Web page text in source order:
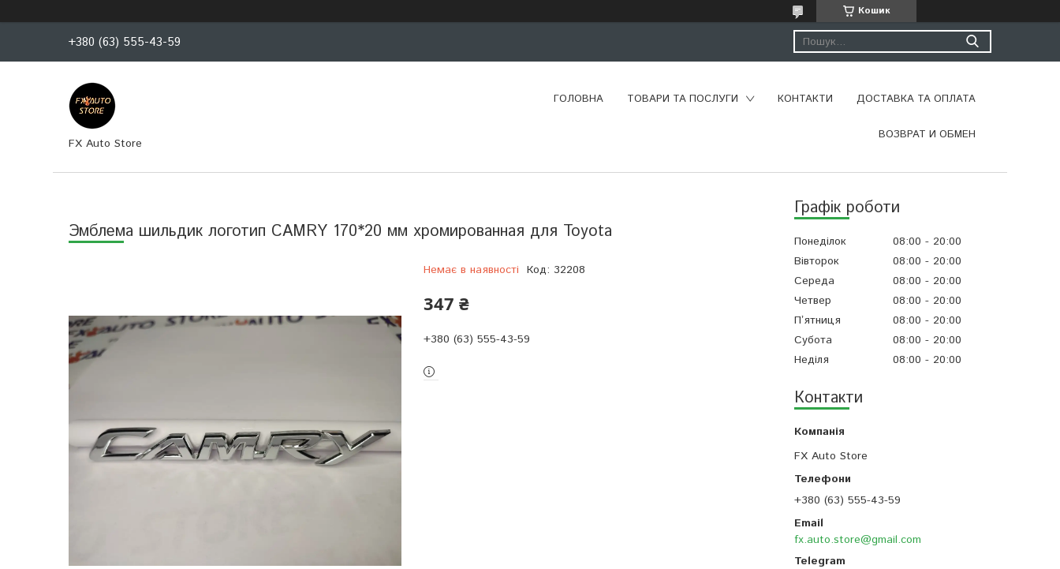
Кошик
+380 (63) 555-43-59
FX Auto Store
ГОЛОВНА ТОВАРИ ТА ПОСЛУГИ КОНТАКТИ ДОСТАВКА ТА ОПЛАТА
ВОЗВРАТ И ОБМЕН
Графік роботи
Понеділок 08:00
20:00
Вівторок
08:00
20:00
Середа
08:00
20:00
Четвер
08:00
20:00
Пʼятниця
08:00
20:00
Субота
08:00
20:00
Неділя
08:00 20:00
Контакти
FX Auto Store
+380 (63) 555-43-59
fx.auto.store@gmail.com
Эмблема шильдик логотип CAMRY 170*20 мм хромированная для Toyota
Немає в наявності Код: 32208
347 ₴
+380 (63) 555-43-59